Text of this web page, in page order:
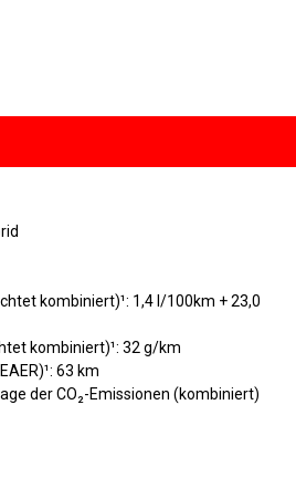
kombiniert)¹: 1,4 l/100km + 23,0
kombiniert)¹: 32 g/km
63 km
der CO₂-Emissionen (kombiniert)